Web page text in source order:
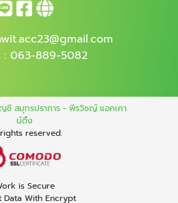
: 063-889-5082
ชี สมุทรปราการ - พีรวิชญ์ แอคเคา
น์ติ้ง
reserved.
is Secure
Data With Encrypt